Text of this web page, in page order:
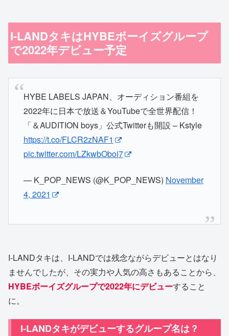
I-LANDタキはHYBEボーイズグループ
で2022年デビュー予定
HYBE LABELS JAPAN、オーディション番組を
2022年に日本で放送＆YouTubeで全世界配信！
「＆AUDITION boys」公式Twitterも開設 – Kstyle
https://t.co/FLCR2zNAF1
pic.twitter.com/LZkwbOboi7
— K_POP_NEWS (@K_POP_NEWS) November
4, 2021
I-LANDタキは、I-LANDでは残念ながらデビューとはなり
ませんでしたが、その実力や人気の高さもあることから、
HYBEボーイズグループで2022年にデビューすること
に。
I-LANDタキがデビューするグループ名は？